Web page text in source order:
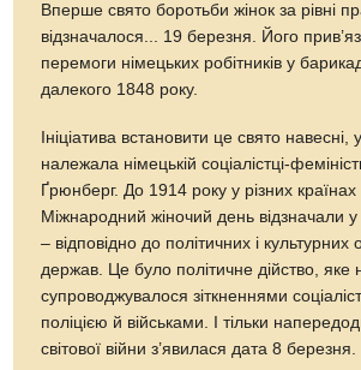
Вперше свято боротьби жінок за рівні
відзначалося... 19 березня. Його
перемоги німецьких робітників у
далекого 1848 року.
Ініціатива встановити це свято навесні,
належала німецькій соціалістці-
Ґрюнберг. До 1914 року у різних
Міжнародний жіночий день відзначали у
– відповідно до політичних і культурних
держав. Це було політичне дійство, яке
супроводжувалося зіткненнями
поліцією й військами. І тільки
світової війни з’явилася дата 8 березня.